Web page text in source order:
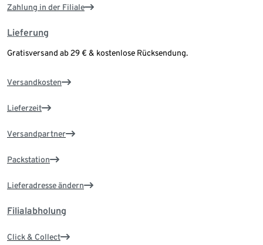
Zahlung in der Filiale
Lieferung
Gratisversand ab 29 € & kostenlose Rücksendung.
Versandkosten
Lieferzeit
Versandpartner
Packstation
Lieferadresse ändern
Filialabholung
Click & Collect